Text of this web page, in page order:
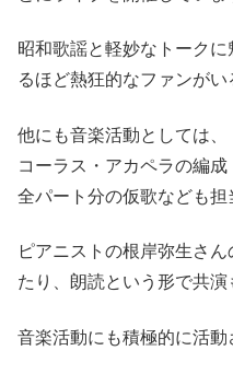
昭和歌謡と軽妙なトーク
るほど熱狂的なファンがい
他にも音楽活動としては、
コーラス・アカペラの編
全パート分の仮歌なども担
ピアニストの根岸弥生さ
たり、朗読という形で共演
音楽活動にも積極的に活動